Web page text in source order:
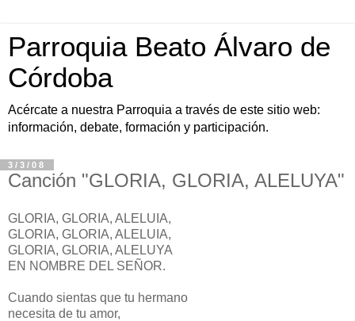
Parroquia Beato Álvaro de
Córdoba
Acércate a nuestra Parroquia a través de este sitio web:
información, debate, formación y participación.
3/3/08
Canción "GLORIA, GLORIA, ALELUYA"
GLORIA, GLORIA, ALELUIA,
GLORIA, GLORIA, ALELUIA,
GLORIA, GLORIA, ALELUYA
EN NOMBRE DEL SEÑOR.
Cuando sientas que tu hermano
necesita de tu amor,